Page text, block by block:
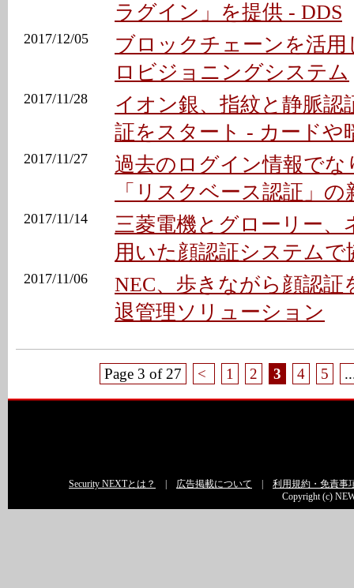
ラグイン」を提供 - DDS
2017/12/05
ブロックチェーンを活
ロビジョニングシステム
2017/11/28
イオン銀、指紋と静脈認
証をスタート - カードや
2017/11/27
過去のログイン情報で
「リスクベース認証」の
2017/11/14
三菱電機とグローリー、
用いた顔認証システムで
2017/11/06
NEC、歩きながら顔認証
退管理ソリューション
Page 3 of 27 < 1 2 3 4 5
Security NEXTとは？ 広告掲載について
利用規約・免責事
Copyright (c)